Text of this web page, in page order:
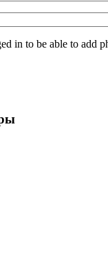
in to be able to add